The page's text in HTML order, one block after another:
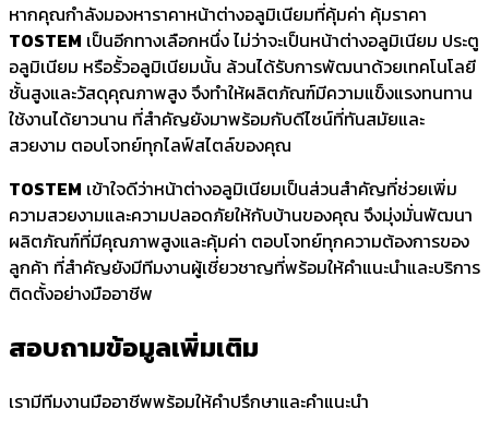
หากคุณกำลังมองหาราคาหน้าต่างอลูมิเนียมที่คุ้มค่า คุ้มราคา
TOSTEM เป็นอีกทางเลือกหนึ่ง ไม่ว่าจะเป็นหน้าต่างอลูมิเนียม ประตู
อลูมิเนียม หรือรั้วอลูมิเนียมนั้น ล้วนได้รับการพัฒนาด้วยเทคโนโลยี
ชั้นสูงและวัสดุคุณภาพสูง จึงทำให้ผลิตภัณฑ์มีความแข็งแรงทนทาน
ใช้งานได้ยาวนาน ที่สำคัญยังมาพร้อมกับดีไซน์ที่ทันสมัยและ
สวยงาม ตอบโจทย์ทุกไลฟ์สไตล์ของคุณ
TOSTEM เข้าใจดีว่าหน้าต่างอลูมิเนียมเป็นส่วนสำคัญที่ช่วยเพิ่ม
ความสวยงามและความปลอดภัยให้กับบ้านของคุณ จึงมุ่งมั่นพัฒนา
ผลิตภัณฑ์ที่มีคุณภาพสูงและคุ้มค่า ตอบโจทย์ทุกความต้องการของ
ลูกค้า ที่สำคัญยังมีทีมงานผู้เชี่ยวชาญที่พร้อมให้คำแนะนำและบริการ
ติดตั้งอย่างมืออาชีพ
สอบถามข้อมูลเพิ่มเติม
เรามีทีมงานมืออาชีพพร้อมให้คำปรึกษาและคำแนะนำ